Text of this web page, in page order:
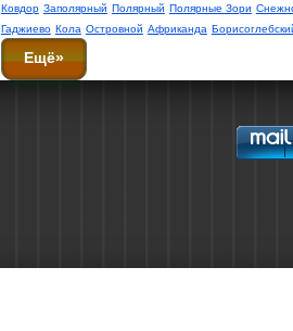
Ковдор Заполярный Полярный Полярные Зори
Гаджиево Кола Островной Африканда
Ещё»